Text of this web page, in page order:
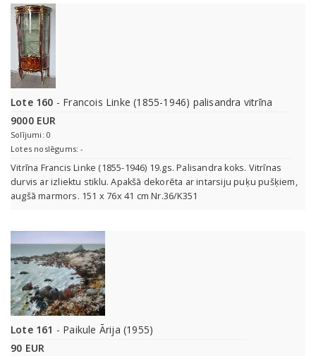
Lote 160 - Francois Linke (1855-1946) palisandra vitrīna
9000 EUR
Solījumi: 0
Lotes noslēgums: -
Vitrīna Francis Linke (1855-1946) 19.gs. Palisandra koks. Vitrīnas
durvis ar izliektu stiklu. Apakšā dekorēta ar intarsiju puķu pušķiem,
augšā marmors. 151 x 76x 41 cm Nr.36/K351
Lote 161 - Paikule Ārija (1955)
90 EUR